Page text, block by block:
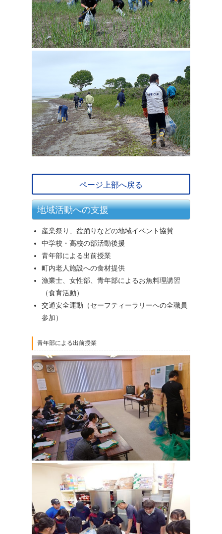
ページ上部へ戻る
地域活動への支援
産業祭り、盆踊りなどの地域イベント協賛
中学校・高校の部活動後援
青年部による出前授業
町内老人施設への食材提供
漁業士、女性部、青年部によるお魚料理講習
（食育活動）
交通安全運動（セーフティーラリーへの全職員
参加）
青年部による出前授業